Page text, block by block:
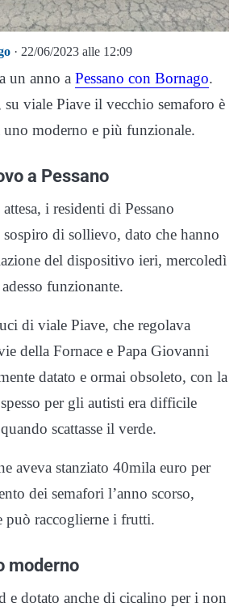
· 22/06/2023 alle 12:09
un anno a Pessano con Bornago.
viale Piave il vecchio semaforo è
uno moderno e più funzionale.
a Pessano
i residenti di Pessano
di sollievo, dato che hanno
del dispositivo ieri, mercoledì
funzionante.
di viale Piave, che regolava
della Fornace e Papa Giovanni
datato e ormai obsoleto, con la
per gli autisti era difficile
scattasse il verde.
aveva stanziato 40mila euro per
dei semafori l’anno scorso,
può raccoglierne i frutti.
moderno
e dotato anche di cicalino per i non